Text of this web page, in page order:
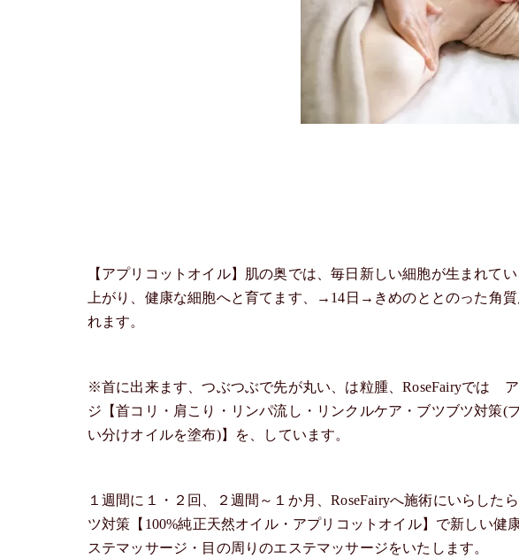
【アプリコットオイル】肌の奥では、毎日新しい細胞が生まれ
上がり、健康な細胞へと育てます、→14日→きめのととのった角
れます。
※首に出来ます、つぶつぶで先が丸い、は粒腫、RoseFairyでは
ジ【首コリ・肩こり・リンパ流し・リンクルケア・ブツブツ対策(
い分けオイルを塗布)】を、しています。
１週間に１・２回、２週間～１か月、RoseFairyへ施術にいらし
ツ対策【100%純正天然オイル・アプリコットオイル】で新しい健
ステマッサージ・目の周りのエステマッサージをいたします。